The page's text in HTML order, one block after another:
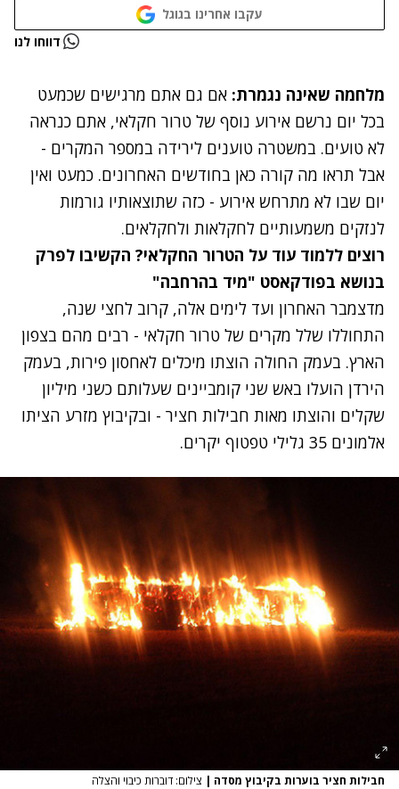
עקבו אחרינו בגוגל
נתקלנו בבעיה דווחו לנו
מלחמה שאינה נגמרת: אם גם אתם מרגישים שכמעט
בכל יום נרשם אירוע נוסף של טרור חקלאי, אתם כנראה
לא טועים. במשטרה טוענים לירידה במספר המקרים -
אבל תראו מה קורה כאן בחודשים האחרונים. כמעט ואין
יום שבו לא מתרחש אירוע - כזה שתוצאותיו גורמות
לנזקים משמעותיים לחקלאות ולחקלאים.
רוצים ללמוד עוד על הטרור החקלאי? הקשיבו לפרק
בנושא בפודקאסט "מיד בהרחבה"
מדצמבר האחרון ועד לימים אלה, קרוב לחצי שנה,
התחוללו שלל מקרים של טרור חקלאי - רבים מהם בצפון
הארץ. בעמק החולה הוצתו מיכלים לאחסון פירות, בעמק
הירדן הועלו באש שני קומביינים שעלותם כשני מיליון
שקלים והוצתו מאות חבילות חציר - ובקיבוץ מזרע הציתו
אלמונים 35 גלילי טפטוף יקרים.
חבילות חציר בוערות בקיבוץ מסדה | צילום: דוברות כיבוי והצלה